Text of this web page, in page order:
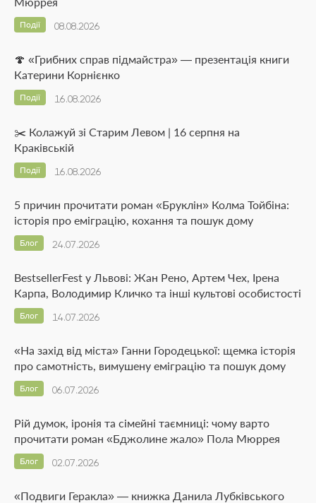
08.08.2026
Події
🍄 «Грибних справ підмайстра» — презентація книги
Катерини Корнієнко
16.08.2026
Події
✂️ Колажуй зі Старим Левом | 16 серпня на
Краківській
16.08.2026
Події
5 причин прочитати роман «Бруклін» Колма Тойбіна:
історія про еміграцію, кохання та пошук дому
24.07.2026
Блог
BestsellerFest у Львові: Жан Рено, Артем Чех, Ірена
Карпа, Володимир Кличко та інші культові особистості
14.07.2026
Блог
«На захід від міста» Ганни Городецької: щемка історія
про самотність, вимушену еміграцію та пошук дому
06.07.2026
Блог
Рій думок, іронія та сімейні таємниці: чому варто
прочитати роман «Бджолине жало» Пола Мюррея
02.07.2026
Блог
«Подвиги Геракла» — книжка Данила Лубківського